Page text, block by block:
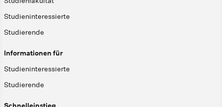
Studieninteressierte
Studierende
Informationen für
Studieninteressierte
Studierende